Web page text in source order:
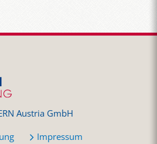
Austria GmbH
Impressum